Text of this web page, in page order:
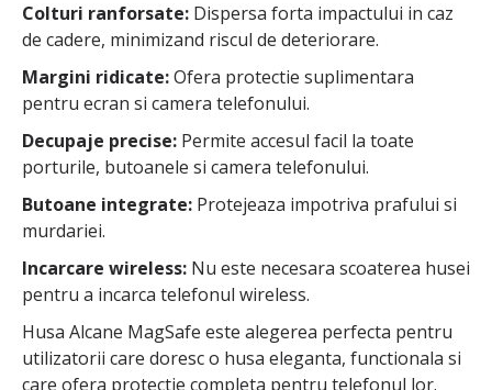
Colturi ranforsate: Dispersa forta impactului in caz
de cadere, minimizand riscul de deteriorare.
Margini ridicate:Ofera protectie suplimentara
pentru ecran si camera telefonului.
Decupaje precise: Permite accesul facil la toate
porturile, butoanele si camera telefonului.
Butoane integrate: Protejeaza impotriva prafului si
murdariei.
Incarcare wireless: Nu este necesara scoaterea husei
pentru a incarca telefonul wireless.
Husa Alcane MagSafe este alegerea perfecta pentru
utilizatorii care doresc o husa eleganta, functionala si
care ofera protectie completa pentru telefonul lor.